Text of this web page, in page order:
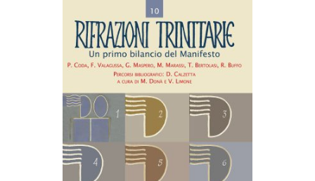
AGGIUNGI AL CARRELLO